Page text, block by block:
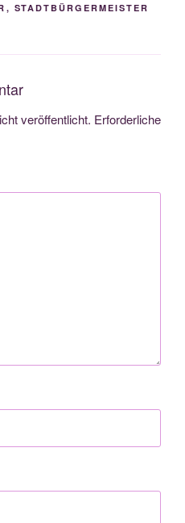
, STADTBÜRGERMEISTER
veröffentlicht. Erforderliche